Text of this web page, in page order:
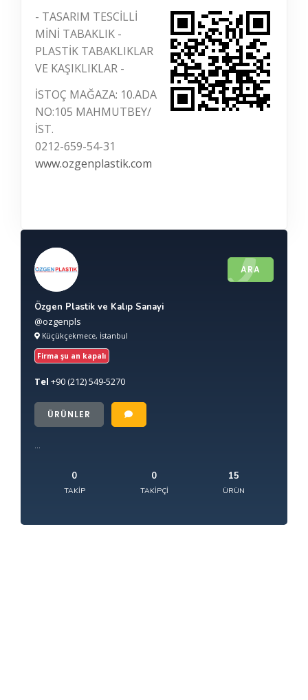
- TASARIM TESCİLLİ
MİNİ TABAKLIK -
PLASTİK TABAKLIKLAR
VE KAŞIKLIKLAR -
İSTOÇ MAĞAZA: 10.ADA
NO:105 MAHMUTBEY/
İST.
0212-659-54-31
www.ozgenplastik.com
ARA
Özgen Plastik ve Kalıp Sanayi
@ozgenpls
Küçükçekmece, İstanbul
Firma şu an kapalı
Tel +90(212) 549-5270
ÜRÜNLER
0
TAKIP
0
TAKIPÇI
15
ÜRÜN